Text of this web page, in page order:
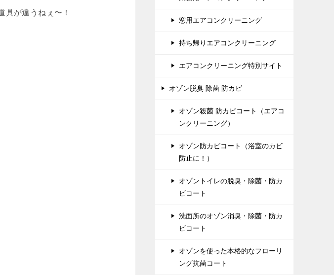
が違うねぇ〜！
窓用エアコンクリーニング
持ち帰りエアコンクリーニング
エアコンクリーニング特別サイト
オゾン脱臭 除菌 防カビ
オゾン殺菌 防カビコート（エアコ
ンクリーニング）
オゾン防カビコート（浴室のカビ
防止に！）
オゾントイレの脱臭・除菌・防カ
ビコート
洗面所のオゾン消臭・除菌・防カ
ビコート
オゾンを使った本格的なフローリ
ング抗菌コート